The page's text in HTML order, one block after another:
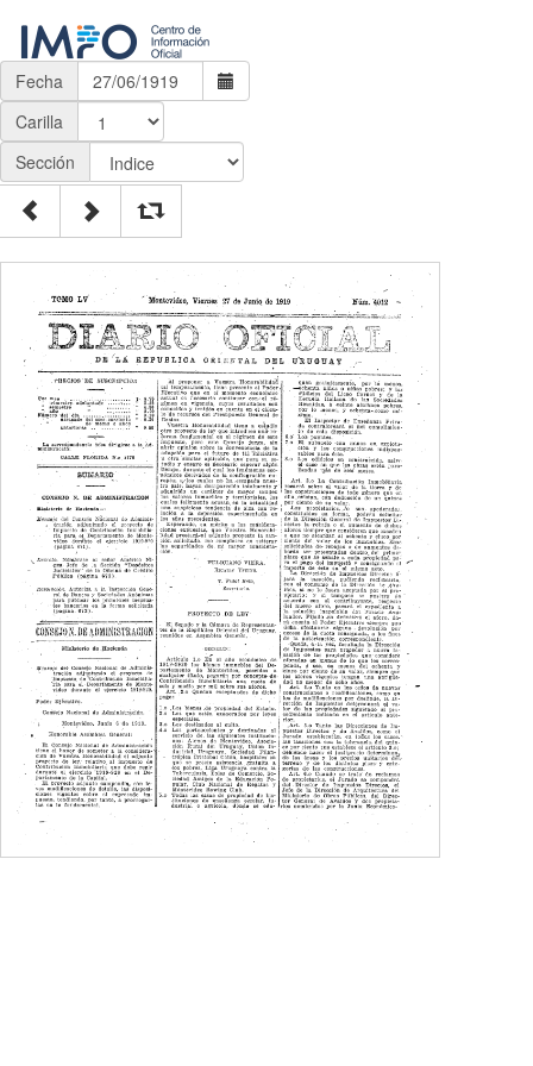
Fecha
Carilla
Sección